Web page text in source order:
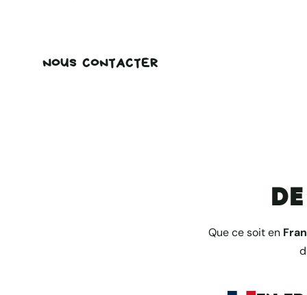
NOUS CONTACTER
Que ce soit en